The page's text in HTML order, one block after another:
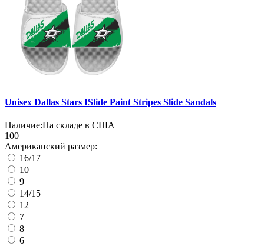
Unisex Dallas Stars ISlide Paint Stripes Slide Sandals
Наличие:На складе в США
100
Американский размер:
16/17
10
9
14/15
12
7
8
6